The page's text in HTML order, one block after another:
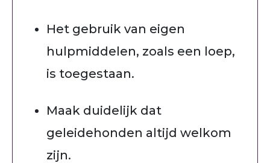
Het gebruik van eigen
hulpmiddelen, zoals een loep,
is toegestaan.
Maak duidelijk dat
geleidehonden altijd welkom
zijn.